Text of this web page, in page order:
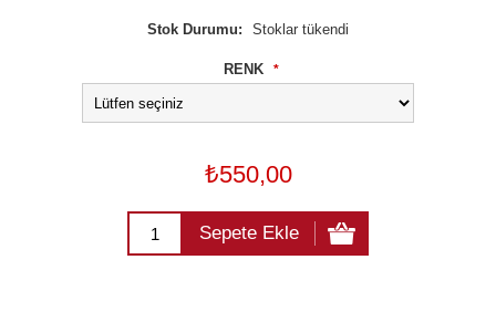
Stok Durumu: Stoklar tükendi
RENK *
₺550,00
Sepete Ekle